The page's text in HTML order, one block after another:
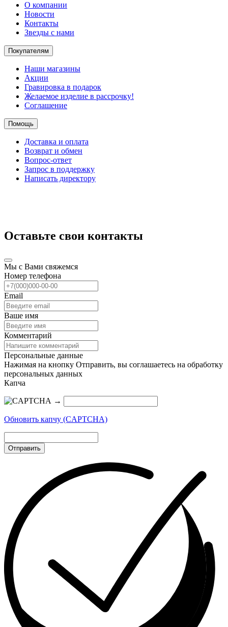
О компании
Новости
Контакты
Звезды с нами
Покупателям
Наши магазины
Акции
Гравировка в подарок
Желаемое изделие в рассрочку!
Соглашение
Помощь
Доставка и оплата
Возврат и обмен
Вопрос-ответ
Запрос в поддержку
Написать директору
Оставьте свои контакты
Мы с Вами свяжемся
Номер телефона
Email
Ваше имя
Комментарий
Персональные данные
Нажимая на кнопку Отправить, вы соглашаетесь на обработку
персональных данных
Капча
→
Обновить капчу (CAPTCHA)
Отправить